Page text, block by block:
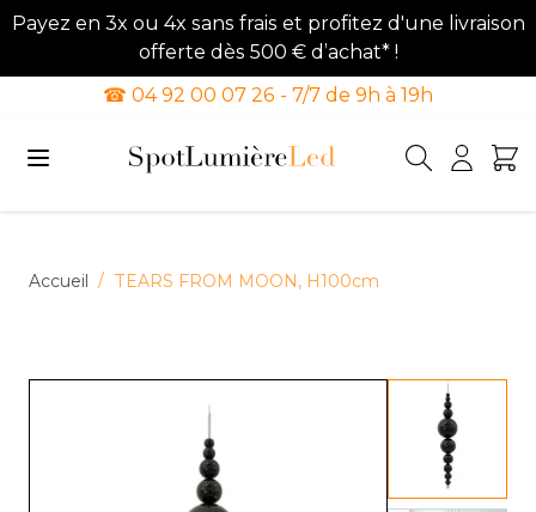
Payez en 3x ou 4x sans frais et profitez d'une livraison
offerte dès 500 € d’achat* !
☎ 04 92 00 07 26 - 7/7 de 9h à 19h
Accueil / TEARS FROM MOON, H100cm
View